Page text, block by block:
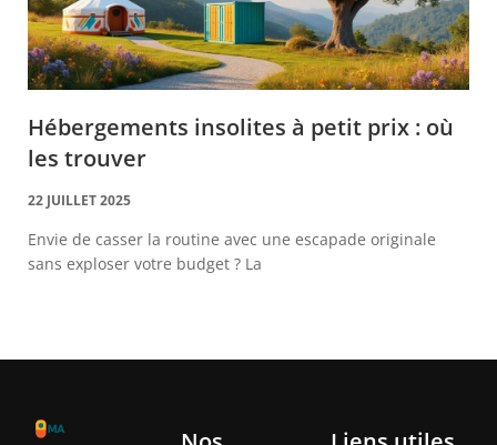
Hébergements insolites à petit prix : où
les trouver
22 JUILLET 2025
Envie de casser la routine avec une escapade originale
sans exploser votre budget ? La